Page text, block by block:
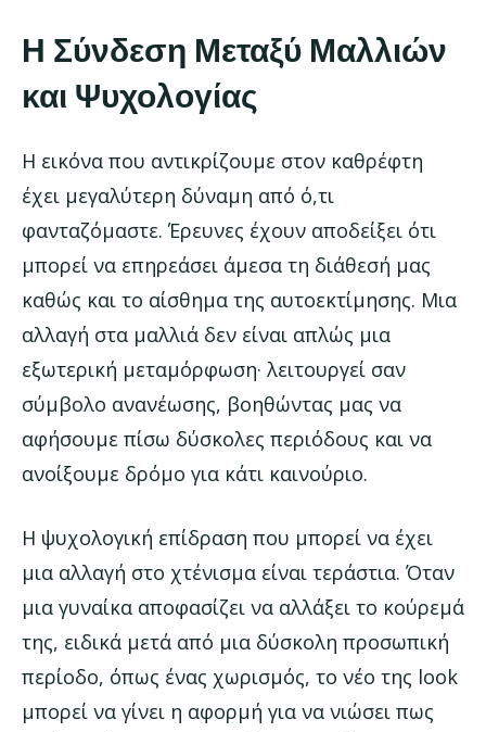
Η Σύνδεση Μεταξύ Μαλλιών
και Ψυχολογίας
Η εικόνα που αντικρίζουμε στον καθρέφτη
έχει μεγαλύτερη δύναμη από ό,τι
φανταζόμαστε. Έρευνες έχουν αποδείξει ότι
μπορεί να επηρεάσει άμεσα τη διάθεσή μας
καθώς και το αίσθημα της αυτοεκτίμησης. Μια
αλλαγή στα μαλλιά δεν είναι απλώς μια
εξωτερική μεταμόρφωση· λειτουργεί σαν
σύμβολο ανανέωσης, βοηθώντας μας να
αφήσουμε πίσω δύσκολες περιόδους και να
ανοίξουμε δρόμο για κάτι καινούριο.
Η ψυχολογική επίδραση που μπορεί να έχει
μια αλλαγή στο χτένισμα είναι τεράστια. Όταν
μια γυναίκα αποφασίζει να αλλάξει το κούρεμά
της, ειδικά μετά από μια δύσκολη προσωπική
περίοδο, όπως ένας χωρισμός, το νέο της look
μπορεί να γίνει η αφορμή για να νιώσει πως